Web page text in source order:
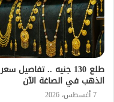
طلع 130 جنيه .. تفاصيل سعر
الذهب في الصاغة الآن
7 أغسطس، 2026